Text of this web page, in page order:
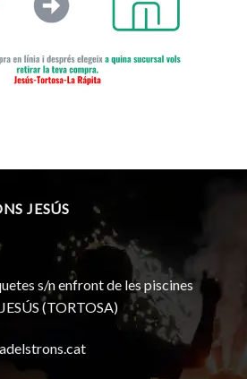
JESÚS
s/n enfront de les piscines
(TORTOSA)